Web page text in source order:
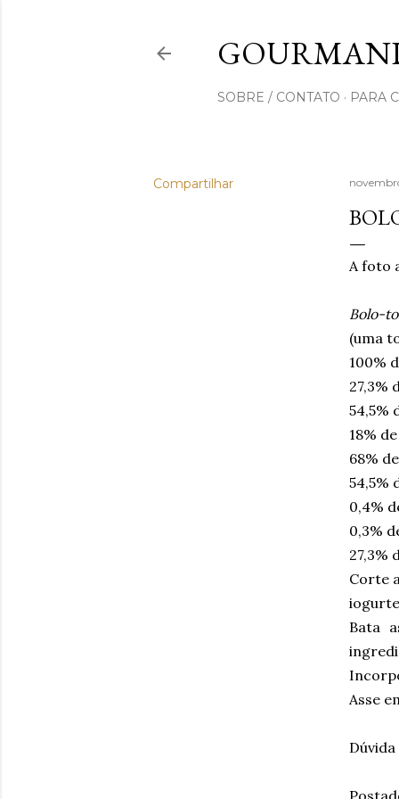
SOBRE / CONTATO PARA
Compartilhar
A foto
Bolo-
(uma
100%
27,3%
54,5%
18%
68%
54,5%
0,4%
0,3%
27,3%
Corte
Bata
Asse